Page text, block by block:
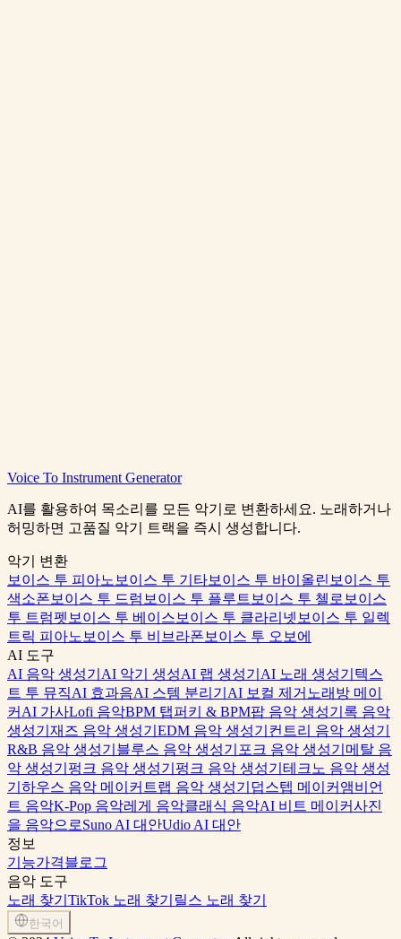
배경음악 생성하기 가격 플랜 보기
Voice To Instrument Generator
AI를 활용하여 목소리를 모든 악기로 변환하세요. 노래하거나
허밍하면 고품질 악기 트랙을 즉시 생성합니다.
악기 변환
보이스 투 피아노 보이스 투 기타보이스 투 바이올린 보이스 투
색소폰 보이스 투 드럼 보이스 투 플루트 보이스 투 첼로 보이스
투 트럼펫 보이스 투 베이스 보이스 투 클라리넷 보이스 투 일렉
트릭 피아노 보이스 투 비브라폰 보이스 투 오보에
AI 도구
AI 음악 생성기 AI 악기 생성AI 랩 생성기 AI 노래 생성기 텍스
트 투 뮤직AI 효과음AI 스템 분리기 AI 보컬 제거 노래방 메이
커 AI 가사Lofi 음악BPM 탭퍼 키 & BPM팝 음악 생성기 록 음악
생성기 재즈 음악 생성기 EDM 음악 생성기 컨트리 음악 생성기
R&B 음악 생성기 블루스 음악 생성기 포크 음악 생성기 메탈 음
악 생성기 펑크 음악 생성기 펑크 음악 생성기 테크노 음악 생성
기 하우스 음악 메이커 트랩 음악 생성기 덥스텝 메이커 앰비언
트 음악K-Pop 음악레게 음악클래식 음악AI 비트 메이커사진
을 음악으로Suno AI 대안Udio AI 대안
정보
기능가격블로그
음악 도구
노래 찾기 TikTok 노래 찾기 릴스 노래 찾기
한국어